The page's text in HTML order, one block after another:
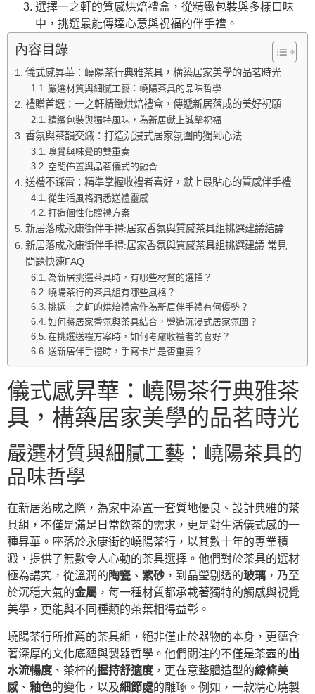
選擇一之軒的質感烘焙禮盒，從精緻包裝與多樣口味
中，挑選最能傳達心意與祝福的伴手禮。
內容目錄
儀式感昇華：嶢陽茶行典雅茶具，構築居家美學的品茗時光
嚴選材質與細膩工藝：嶢陽茶具的品味哲學
禮贈首選：一之軒精緻烘焙禮盒，傳遞新居落成的美好祝願
精緻包裝與獨特風味，為新居獻上誠摯祝福
香氛與茶韻交織：打造沉浸式居家氛圍的獨到心法
嗅覺與味覺的雙重奏
空間佈置與品茗儀式的融合
送禮不踩雷：精準掌握收禮者喜好，獻上最貼心的質感伴手禮
從生活風格洞悉送禮靈感
打造個性化贈禮方案
新居落成永康街伴手禮:居家香氛與質感茶具組挑選建議結論
新居落成永康街伴手禮:居家香氛與質感茶具組挑選建議 常見
問題快速FAQ
為新居挑選茶具時，有哪些材質的選擇？
嶢陽茶行的茶具組有哪些風格？
挑選一之軒的烘焙禮盒作為新居伴手禮有何優勢？
如何將居家香氛與茶具結合，營造沉浸式居家氛圍？
在挑選送禮方案時，如何考慮收禮者的喜好？
送新居伴手禮時，手寫卡片是否重要？
儀式感昇華：嶢陽茶行典雅茶
具，構築居家美學的品茗時光
嚴選材質與細膩工藝：嶢陽茶具的
品味哲學
在新居落成之際，為家中添置一套質地優良、設計典雅的茶
具組，不僅是滿足日常飲茶的需求，更是對生活儀式感的一
種昇華。座落於永康街的嶢陽茶行，以其數十年的專業積
澱，提供了無數令人心動的茶具選擇。他們對於茶具的選材
極為講究，從溫潤的 陶瓷 、 紫砂 ，到晶瑩剔透的玻璃 ，乃至
於沉穩大氣的金屬 ，每一種材質都承載著獨特的觸感與視覺
美學，更能與不同種類的茶葉相得益彰。
嶢陽茶行所推薦的茶具組，絕非僅止於器物的本身，更蘊含
著深厚的文化底蘊與製器哲學。他們關注的不僅是茶壺的出
水流暢度 、茶杯的握持舒適度 ，更在意整體造型的線條美
感、 釉色的變化，以及細節處的雕琢。例如，一款精心燒製